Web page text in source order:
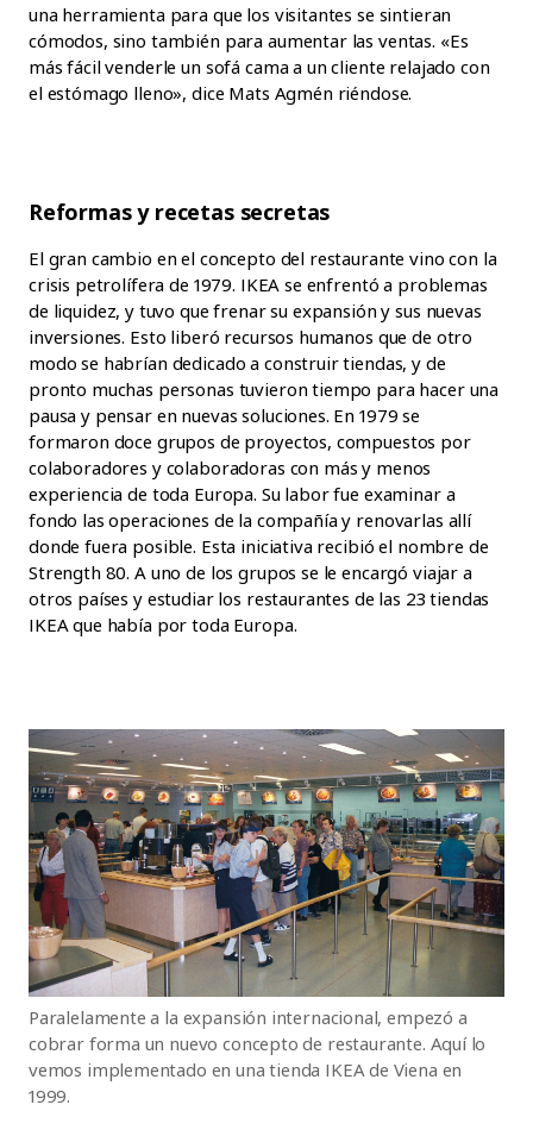
una herramienta para que los visitantes se sintieran
cómodos, sino también para aumentar las ventas. «Es
más fácil venderle un sofá cama a un cliente relajado con
el estómago lleno», dice Mats Agmén riéndose.
Reformas y recetas secretas
El gran cambio en el concepto del restaurante vino con la
crisis petrolífera de 1979. IKEA se enfrentó a problemas
de liquidez, y tuvo que frenar su expansión y sus nuevas
inversiones. Esto liberó recursos humanos que de otro
modo se habrían dedicado a construir tiendas, y de
pronto muchas personas tuvieron tiempo para hacer una
pausa y pensar en nuevas soluciones. En 1979 se
formaron doce grupos de proyectos, compuestos por
colaboradores y colaboradoras con más y menos
experiencia de toda Europa. Su labor fue examinar a
fondo las operaciones de la compañía y renovarlas allí
donde fuera posible. Esta iniciativa recibió el nombre de
Strength 80. A uno de los grupos se le encargó viajar a
otros países y estudiar los restaurantes de las 23 tiendas
IKEA que había por toda Europa.
Paralelamente a la expansión internacional, empezó a
cobrar forma un nuevo concepto de restaurante. Aquí lo
vemos implementado en una tienda IKEA de Viena en
1999.